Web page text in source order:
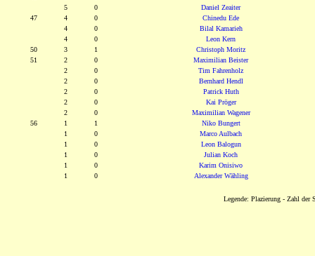
5
0
Daniel Zeaiter
47
4 0
Chinedu Ede
4
0
Bilal Kamarieh
4
0
Leon Kern
50
3 1
Christoph Moritz
51
2 0
Maximilian Beister
2
0
Tim Fahrenholz
2
0
Bernhard Hendl
2
0
Patrick Huth
2
0
Kai Pröger
2
0
Maximilian Wagener
56
1 1
Niko Bungert
1
0
Marco Aulbach
1
0
Leon Balogun
1
0
Julian Koch
1
0
Karim Onisiwo
1
0 Alexander Wähling
Legende: Plazierung - Zahl der